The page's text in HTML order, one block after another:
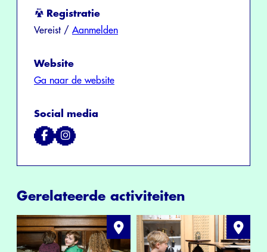
Registratie
Vereist / Aanmelden
Website
Ga naar de website
Social media
Gerelateerde activiteiten